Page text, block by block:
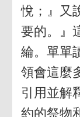
悅；』又
要的。』
綸。單單
領會這麼
引用並解
約的祭物